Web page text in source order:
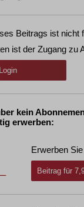
Beitrags ist nicht
ist der Zugang zu
Login
kein
erwerben:
Erwerben
Beitrag für